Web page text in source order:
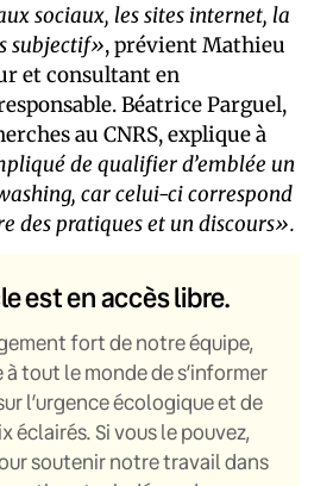
sociaux, les sites internet, la
subjectif», prévient Mathieu
et consultant en
Béatrice Parguel,
au CNRS, explique à
de qualifier d’emblée un
car celui-ci correspond
des pratiques et un discours».
est en accès libre.
fort de notre équipe,
tout le monde de s’informer
l’urgence écologique et de
éclairés. Si vous le pouvez,
soutenir notre travail dans